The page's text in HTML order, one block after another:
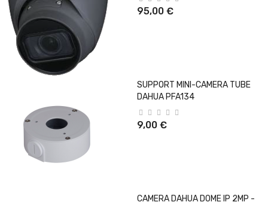
95,00 €
SUPPORT MINI-CAMERA TUBE
DAHUA PFA134
9,00 €
CAMERA DAHUA DOME IP 2MP -